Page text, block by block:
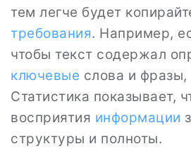
тем легче будет
требования. Например,
чтобы текст содержал
ключевые слова и фразы,
Статистика показывает,
восприятия информации
структуры и полноты.